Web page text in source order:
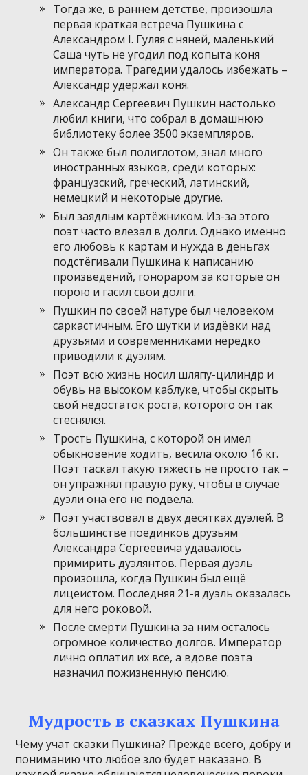
Тогда же, в раннем детстве, произошла
первая краткая встреча Пушкина с
Александром I. Гуляя с няней, маленький
Саша чуть не угодил под копыта коня
императора. Трагедии удалось избежать –
Александр удержал коня.
Александр Сергеевич Пушкин настолько
любил книги, что собрал в домашнюю
библиотеку более 3500 экземпляров.
Он также был полиглотом, знал много
иностранных языков, среди которых:
французский, греческий, латинский,
немецкий и некоторые другие.
Был заядлым картёжником. Из-за этого
поэт часто влезал в долги. Однако именно
его любовь к картам и нужда в деньгах
подстёгивали Пушкина к написанию
произведений, гонораром за которые он
порою и гасил свои долги.
Пушкин по своей натуре был человеком
саркастичным. Его шутки и издёвки над
друзьями и современниками нередко
приводили к дуэлям.
Поэт всю жизнь носил шляпу-цилиндр и
обувь на высоком каблуке, чтобы скрыть
свой недостаток роста, которого он так
стеснялся.
Трость Пушкина, с которой он имел
обыкновение ходить, весила около 16 кг.
Поэт таскал такую тяжесть не просто так –
он упражнял правую руку, чтобы в случае
дуэли она его не подвела.
Поэт участвовал в двух десятках дуэлей. В
большинстве поединков друзьям
Александра Сергеевича удавалось
примирить дуэлянтов. Первая дуэль
произошла, когда Пушкин был ещё
лицеистом. Последняя 21-я дуэль оказалась
для него роковой.
После смерти Пушкина за ним осталось
огромное количество долгов. Император
лично оплатил их все, а вдове поэта
назначил пожизненную пенсию.
Мудрость в сказках Пушкина
Чему учат сказки Пушкина? Прежде всего, добру и
пониманию что любое зло будет наказано. В